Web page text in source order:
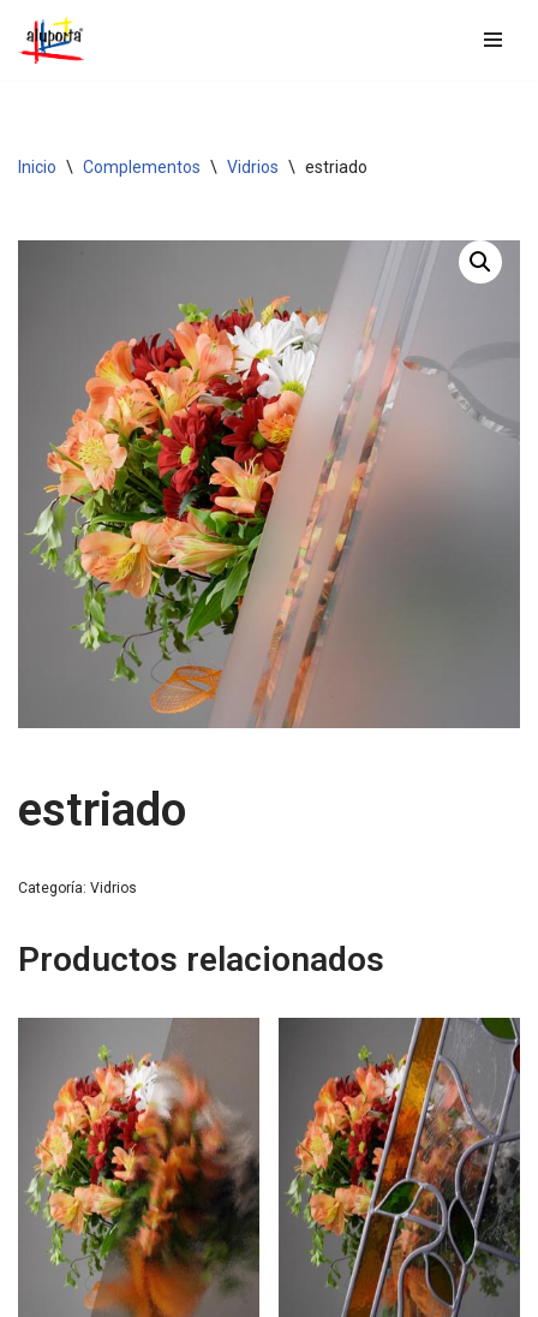
Saltar
Inicio \ Complementos \ Vidrios \ estriado
estriado
Categoría: Vidrios
Productos relacionados